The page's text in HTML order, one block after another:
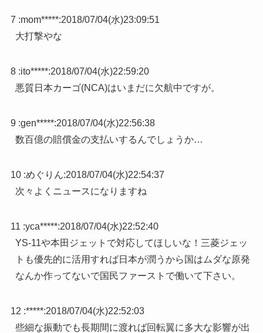
7 :mom*****:2018/07/04(水)23:09:51
大打撃やな
8 :ito*****:2018/07/04(水)22:59:20
悪質日本カーゴ(NCA)はいまだに欠航中ですが。
9 :gen*****:2018/07/04(水)22:56:38
数百億の賠償金の支払いするんでしょうか…
10 :めぐりん:2018/07/04(水)22:54:37
次々よくニュースになりますね
11 :yca*****:2018/07/04(水)22:52:40
YS-11や本田ジェットで対応してほしいな！三菱ジェッ
トも優先的に活用すれば日本が潤うから国はムダな原発
なんか作ってないで国民ファーストで働いて下さい。
12 :*****:2018/07/04(水)22:52:03
些細な振動でも長期間に渡れば回転翼に多大な影響が出